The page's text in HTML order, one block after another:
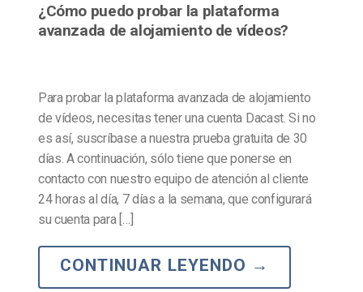
¿Cómo puedo probar la plataforma
avanzada de alojamiento de vídeos?
Para probar la plataforma avanzada de alojamiento
de vídeos, necesitas tener una cuenta Dacast. Si no
es así, suscríbase a nuestra prueba gratuita de 30
días. A continuación, sólo tiene que ponerse en
contacto con nuestro equipo de atención al cliente
24 horas al día, 7 días a la semana, que configurará
su cuenta para […]
CONTINUAR LEYENDO →